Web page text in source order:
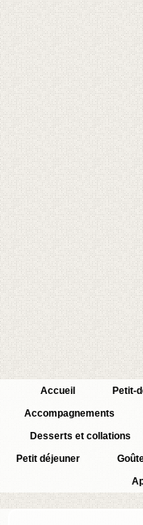
Accueil Petit-
Accompagnements
Desserts et collations
Petit déjeuner